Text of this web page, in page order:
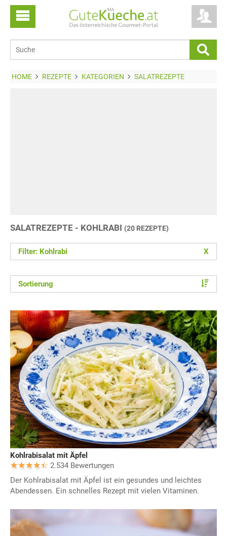
HOME REZEPTE KATEGORIEN SALATREZEPTE
SALATREZEPTE - KOHLRABI (20 REZEPTE)
Filter: Kohlrabi X
Sortierung
Kohlrabisalat mit Äpfel
2.534 Bewertungen
Der Kohlrabisalat mit Äpfel ist ein gesundes und leichtes
Abendessen. Ein schnelles Rezept mit vielen Vitaminen.